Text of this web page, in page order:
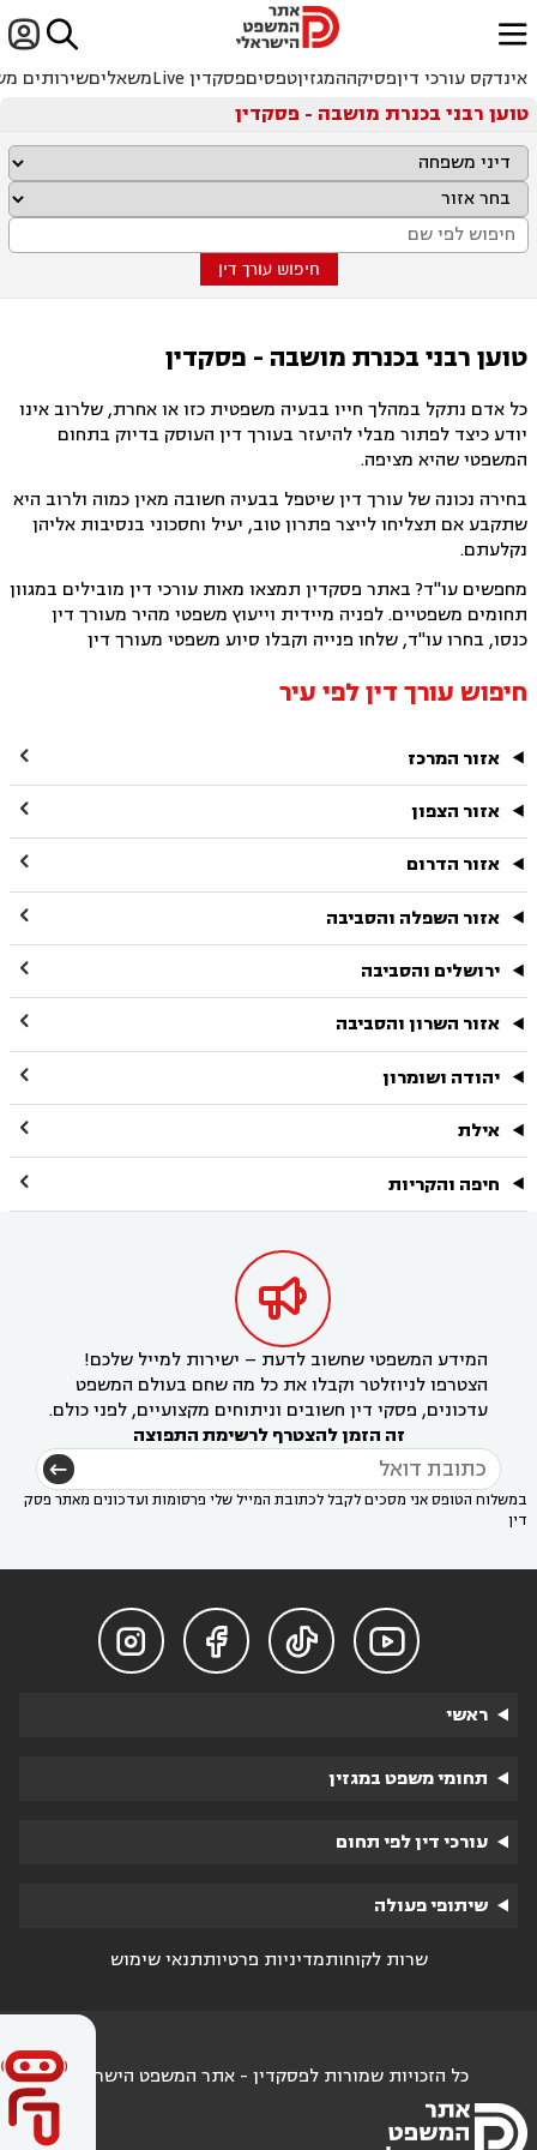

ﱐ
אינדקס עורכי דיןפסיקההמגזיןטפסיםפסקדין Live משאליםשירותים
טוען רבני בכנרת מושבה - פסקדין
חיפוש עורך דין
טוען רבני בכנרת מושבה - פסקדין
כל אדם נתקל במהלך חייו בבעיה משפטית כזו או אחרת, שלרוב אינו
יודע כיצד לפתור מבלי להיעזר בעורך דין העוסק בדיוק בתחום
המשפטי שהיא מציפה.
בחירה נכונה של עורך דין שיטפל בבעיה חשובה מאין כמוה ולרוב היא
שתקבע אם תצליחו לייצר פתרון טוב, יעיל וחסכוני בנסיבות אליהן
נקלעתם.
מחפשים עו"ד? באתר פסקדין תמצאו מאות עורכי דין מובילים במגוון
תחומים משפטיים. לפניה מיידית וייעוץ משפטי מהיר מעורך דין
כנסו, בחרו עו"ד, שלחו פנייה וקבלו סיוע משפטי מעורך דין
חיפוש עורך דין לפי עיר
אזור המרכז 
אזור הצפון 
אזור הדרום 
אזור השפלה והסביבה 
ירושלים והסביבה 
אזור השרון והסביבה 
יהודה ושומרון 
אילת 
חיפה והקריות 

המידע המשפטי שחשוב לדעת – ישירות למייל שלכם!
הצטרפו לניוזלטר וקבלו את כל מה שחם בעולם המשפט
עדכונים, פסקי דין חשובים וניתוחים מקצועיים, לפני כולם.
זה הזמן להצטרף לרשימת התפוצה
במשלוח הטופס אני מסכים לקבל לכתובת המייל שלי פרסומות ועדכונים מאתר פסק
דין




ראשי
תחומי משפט במגזין
עורכי דין לפי תחום
שיתופי פעולה
שרות לקוחותמדיניות פרטיותתנאי שימוש
כל הזכויות שמורות לפסקדין - אתר המשפט הישראלי